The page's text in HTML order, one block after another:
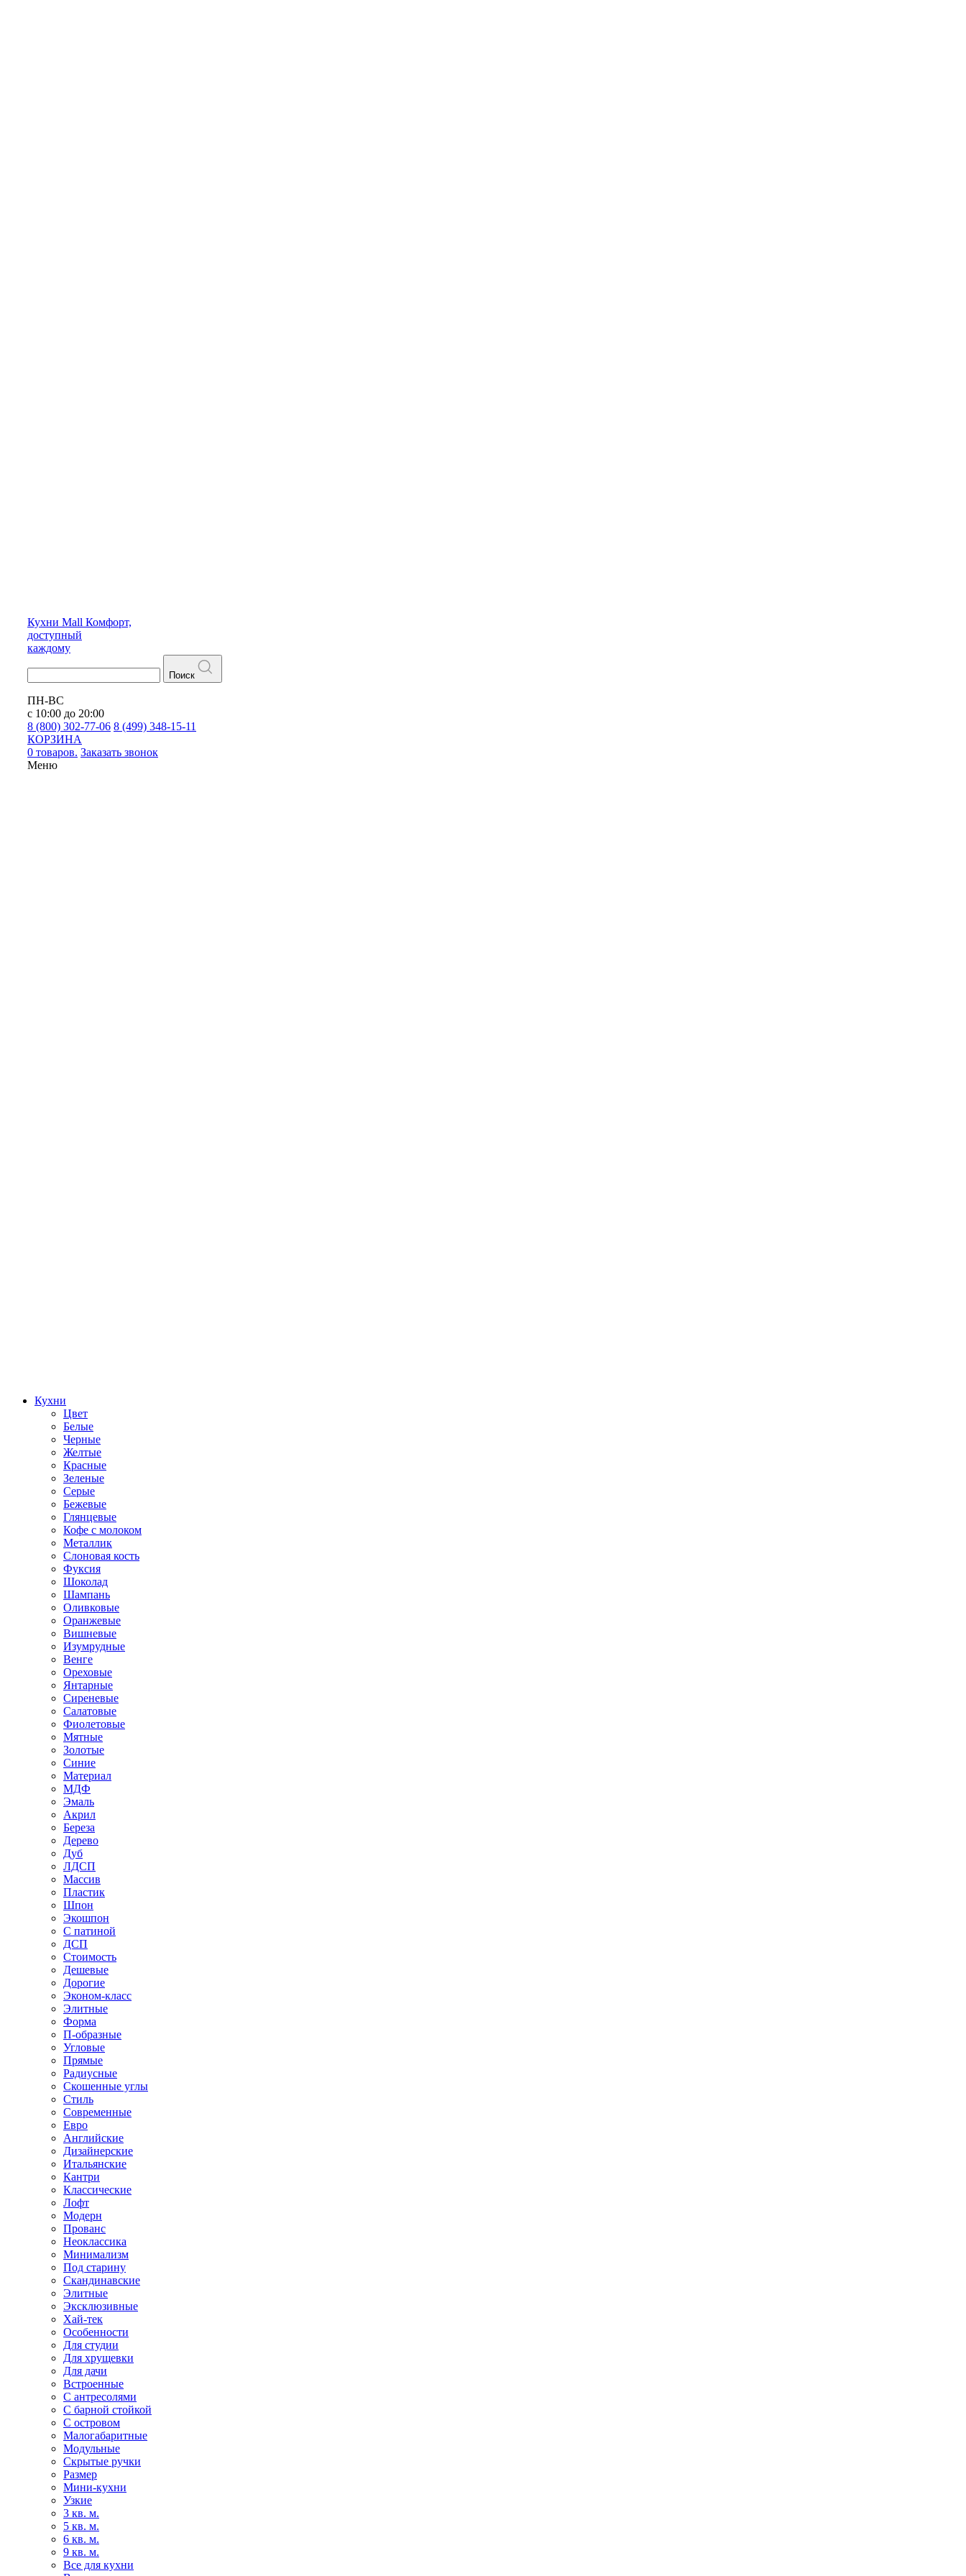
Кухни Mall Комфорт,
доступный
каждому
Поиск
ПН-ВС
с 10:00 до 20:00
8 (800) 302-77-06 8 (499) 348-15-11
КОРЗИНА
0 товаров. Заказать звонок
Меню
Кухни
Цвет
Белые
Черные
Желтые
Красные
Зеленые
Серые
Бежевые
Глянцевые
Кофе с молоком
Металлик
Слоновая кость
Фуксия
Шоколад
Шампань
Оливковые
Оранжевые
Вишневые
Изумрудные
Венге
Ореховые
Янтарные
Сиреневые
Салатовые
Фиолетовые
Мятные
Золотые
Синие
Материал
МДФ
Эмаль
Акрил
Береза
Дерево
Дуб
ЛДСП
Массив
Пластик
Шпон
Экошпон
С патиной
ДСП
Стоимость
Дешевые
Дорогие
Эконом-класс
Элитные
Форма
П-образные
Угловые
Прямые
Радиусные
Скошенные углы
Стиль
Современные
Евро
Английские
Дизайнерские
Итальянские
Кантри
Классические
Лофт
Модерн
Прованс
Неоклассика
Минимализм
Под старину
Скандинавские
Элитные
Эксклюзивные
Хай-тек
Особенности
Для студии
Для хрущевки
Для дачи
Встроенные
С антресолями
С барной стойкой
С островом
Малогабаритные
Модульные
Скрытые ручки
Размер
Мини-кухни
Узкие
3 кв. м.
5 кв. м.
6 кв. м.
9 кв. м.
Все для кухни